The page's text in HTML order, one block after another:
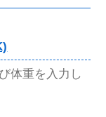
体重を入力し